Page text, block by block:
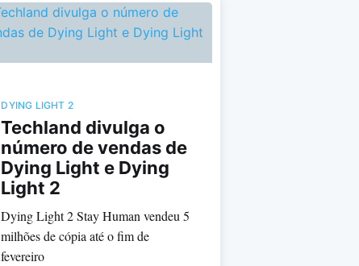
DYING LIGHT 2
Techland divulga o
número de vendas de
Dying Light e Dying
Light 2
Dying Light 2 Stay Human vendeu 5
milhões de cópia até o fim de
fevereiro